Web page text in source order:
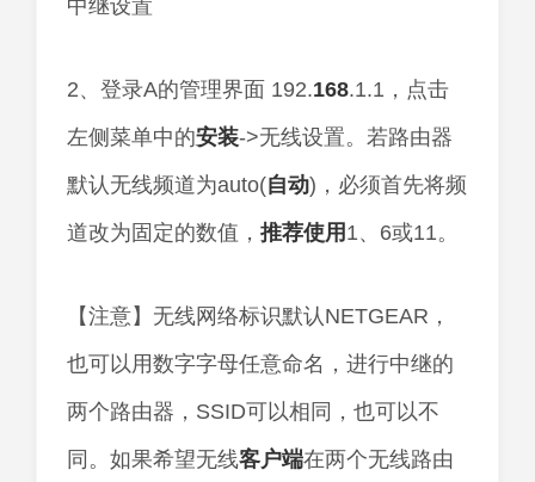
2、登录A的管理界面 192.168.1.1，点击
左侧菜单中的安装->无线设置。若路由器
默认无线频道为auto(自动)，必须首先将频
道改为固定的数值， 推荐使用 1、6或11。
【注意】无线网络标识默认NETGEAR，
也可以用数字字母任意命名，进行中继的
两个路由器，SSID可以相同，也可以不
同。如果希望无线客户端在两个无线路由